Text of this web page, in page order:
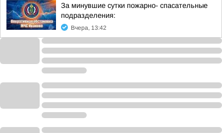
За минувшие сутки пожарно- спасательные
подразделения:
Вчера, 13:42